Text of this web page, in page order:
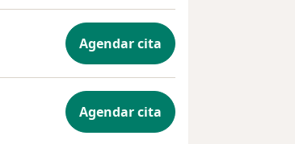
Agendar cita
Agendar cita